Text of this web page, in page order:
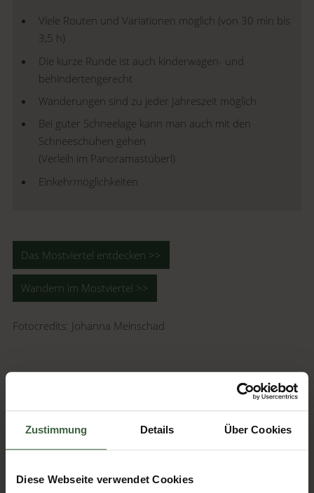
Zustimmung Details Über Cookies
Diese Webseite verwendet Cookies
Viele Routen und Variationen möglich (von 30 min bis
3,5 h)
Die kurze Runde ist auch kinderwagen- und
behindertengerecht
Wanderungen sind zu jeder Jahreszeit möglich
Bei guter Schneelage kann man auch mit den
Schneeschuhen gehen
(Verleih im Panoramastüberl)
Einkehrmöglichkeiten
Das Mostviertel entdecken >>
Wandern im Mostviertel >>
Fotocredits: Johanna Meinschad